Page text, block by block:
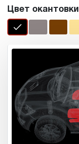
Цвет окантовки